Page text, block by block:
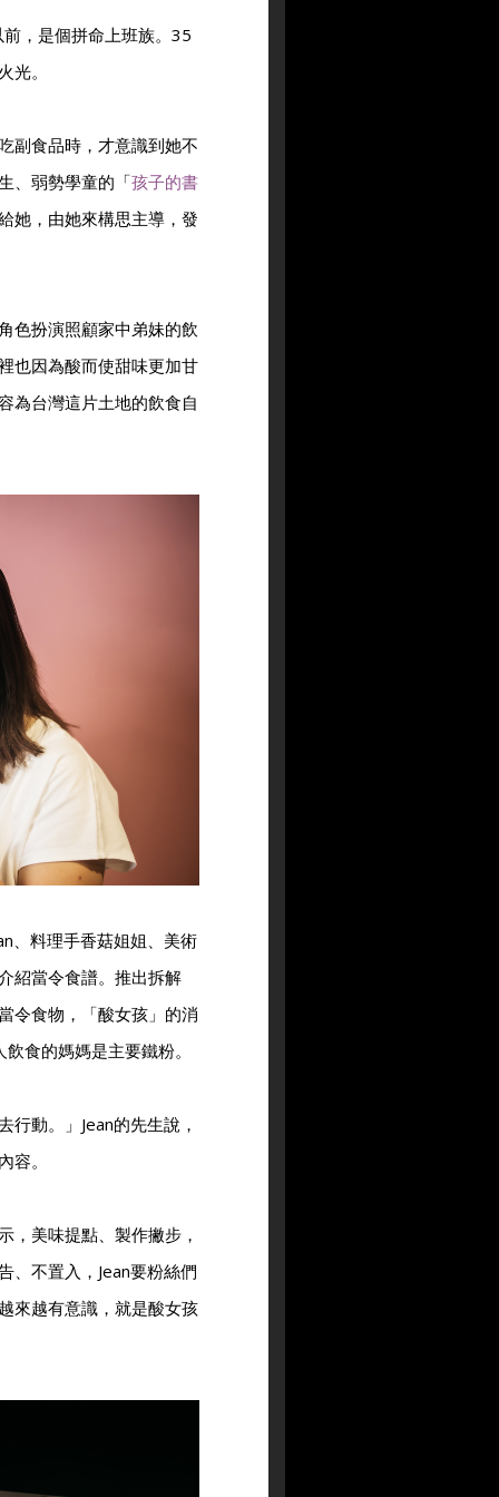
，是個拼命上班族。35
光。
副食品時，才意識到她不
、弱勢學童的「孩子的書
她，由她來構思主導，發
色扮演照顧家中弟妹的飲
也因為酸而使甜味更加甘
為台灣這片土地的飲食自
、料理手香菇姐姐、美術
紹當令食譜。推出拆解
令食物，「酸女孩」的消
食的媽媽是主要鐵粉。
動。」Jean的先生說，
容。
，美味提點、製作撇步，
、不置入，Jean要粉絲們
來越有意識，就是酸女孩